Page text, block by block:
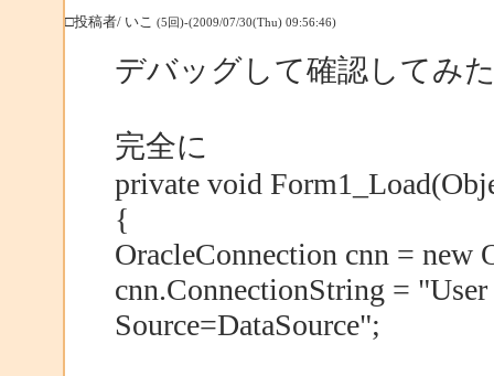
□投稿者/ いこ (5回)-(2009/07/30(Thu) 09:56:46)
デバッグして確認してみ
完全に
private void
{
OracleConnection cnn = new
cnn.ConnectionString =
Source=DataSource";